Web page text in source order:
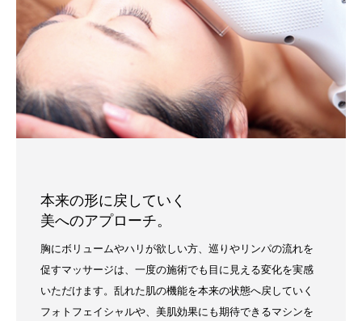
本来の形に戻していく
美へのアプローチ。
胸にボリュームやハリが欲しい方、巡りやリンパの流れを
促すマッサージは、一度の施術でも目に見える変化を実感
いただけます。乱れた肌の機能を本来の状態へ戻していく
フォトフェイシャルや、美肌効果にも期待できるマシンを